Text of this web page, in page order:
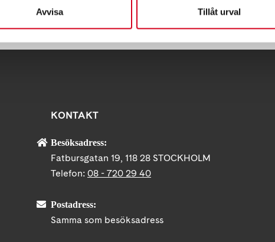
Avvisa Tillåt urval
Dela denna sida:
KONTAKT
Besöksadress:
Fatbursgatan 19, 118 28 STOCKHOLM
Telefon: 08 - 720 29 40
Postadress:
Samma som besöksadress